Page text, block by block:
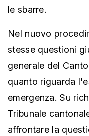
le sbarre.
Nel nuovo
stesse questioni
generale del
quanto riguarda
emergenza. Su
Tribunale
affrontare la